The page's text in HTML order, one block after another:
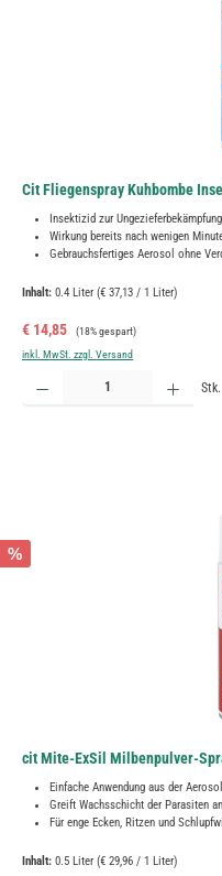
Cit Fliegenspray Kuhbombe
Insektizid zur
Wirkung bereits nach wenigen
Gebrauchsfertiges Aerosol ohne
Inhalt: 0.4 Liter (€ 37,13 / 1 Liter)
Verkaufspreis:
€ 14,85 Regulärer Preis:
(18% gespart)
inkl. MwSt. zzgl. Versand
Produkt Anzahl: Gib den gewünschten
Stk.
%
cit Mite-ExSil Milbenpulver-
Einfache Anwendung aus der
Greift Wachsschicht der Parasiten an
Für enge Ecken, Ritzen und
Inhalt: 0.5 Liter (€ 29,96 / 1 Liter)